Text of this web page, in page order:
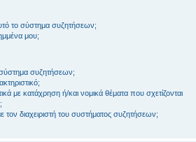
το σύστημα συζητήσεων;
μου;
σύστημα συζητήσεων;
με κατάχρηση ή/και νομικά θέματα που σχετίζονται
διαχειριστή του συστήματος συζητήσεων;